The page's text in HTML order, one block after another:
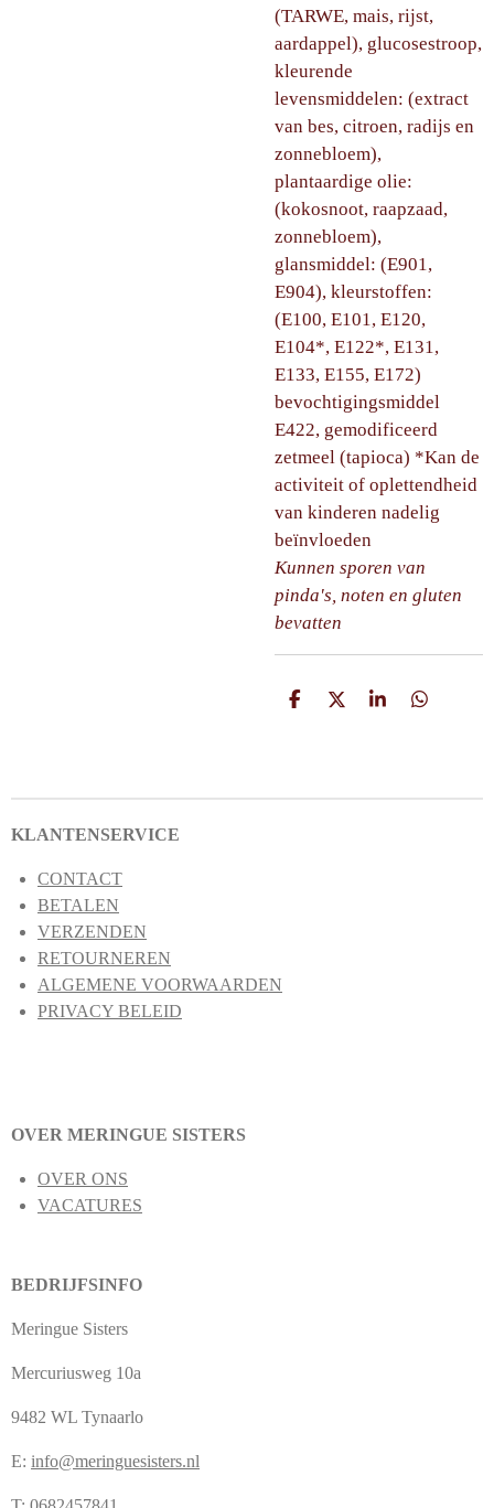
(TARWE, mais, rijst,
aardappel), glucosestroop,
kleurende
levensmiddelen: (extract
van bes, citroen, radijs en
zonnebloem),
plantaardige olie:
(kokosnoot, raapzaad,
zonnebloem),
glansmiddel: (E901,
E904), kleurstoffen:
(E100, E101, E120,
E104*, E122*, E131,
E133, E155, E172)
bevochtigingsmiddel
E422, gemodificeerd
zetmeel (tapioca) *Kan de
activiteit of oplettendheid
van kinderen nadelig
beïnvloeden
Kunnen sporen van
pinda's, noten en gluten
bevatten
D
D
S
D
KLANTENSERVICE
CONTACT
BETALEN
VERZENDEN
RETOURNEREN
ALGEMENE VOORWAARDEN
PRIVACY BELEID
OVER MERINGUE SISTERS
OVER ONS
VACATURES
BEDRIJFSINFO
Meringue Sisters
Mercuriusweg 10a
9482 WL Tynaarlo
E: info@meringuesisters.nl